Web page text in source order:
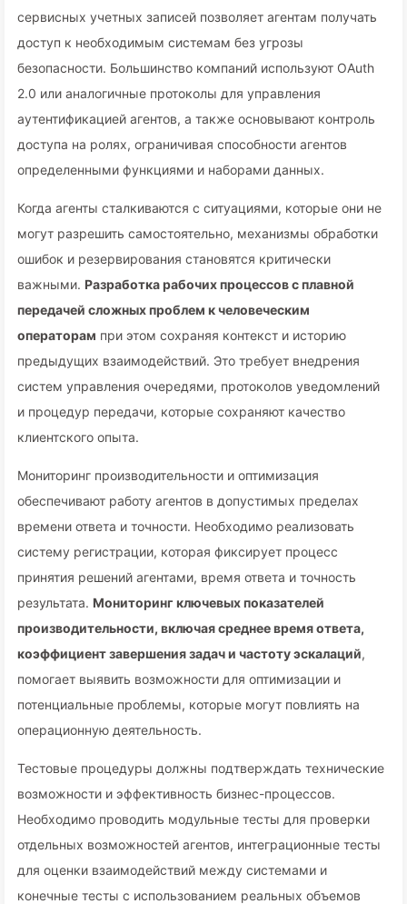
сервисных учетных записей позволяет агентам получать
доступ к необходимым системам без угрозы
безопасности. Большинство компаний используют OAuth
2.0 или аналогичные протоколы для управления
аутентификацией агентов, а также основывают контроль
доступа на ролях, ограничивая способности агентов
определенными функциями и наборами данных.
Когда агенты сталкиваются с ситуациями, которые они не
могут разрешить самостоятельно, механизмы обработки
ошибок и резервирования становятся критически
важными. Разработка рабочих процессов с плавной
передачей сложных проблем к человеческим
операторам при этом сохраняя контекст и историю
предыдущих взаимодействий. Это требует внедрения
систем управления очередями, протоколов уведомлений
и процедур передачи, которые сохраняют качество
клиентского опыта.
Мониторинг производительности и оптимизация
обеспечивают работу агентов в допустимых пределах
времени ответа и точности. Необходимо реализовать
систему регистрации, которая фиксирует процесс
принятия решений агентами, время ответа и точность
результата. Мониторинг ключевых показателей
производительности, включая среднее время ответа,
коэффициент завершения задач и частоту эскалаций,
помогает выявить возможности для оптимизации и
потенциальные проблемы, которые могут повлиять на
операционную деятельность.
Тестовые процедуры должны подтверждать технические
возможности и эффективность бизнес-процессов.
Необходимо проводить модульные тесты для проверки
отдельных возможностей агентов, интеграционные тесты
для оценки взаимодействий между системами и
конечные тесты с использованием реальных объемов